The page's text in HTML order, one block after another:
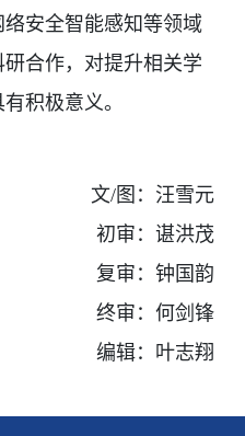
安全智能感知等领域
合作，对提升相关学
积极意义。
文/图：汪雪元
初审： 谌洪茂
复审： 钟国韵
终审： 何剑锋
编辑：叶志翔